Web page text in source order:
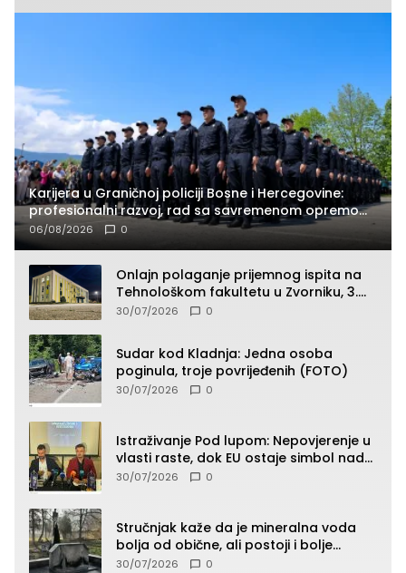
Karijera u Graničnoj policiji Bosne i Hercegovine:
profesionalni razvoj, rad sa savremenom opremom
i služba građanima
06/08/2026 0
Onlajn polaganje prijemnog ispita na
Tehnološkom fakultetu u Zvorniku, 3.
septembra u 9.00 časova
30/07/2026 0
Sudar kod Kladnja: Jedna osoba
poginula, troje povrijeđenih (FOTO)
30/07/2026 0
Istraživanje Pod lupom: Nepovjerenje u
vlasti raste, dok EU ostaje simbol nade
građana
30/07/2026 0
Stručnjak kaže da je mineralna voda
bolja od obične, ali postoji i bolje
rješenje
30/07/2026 0